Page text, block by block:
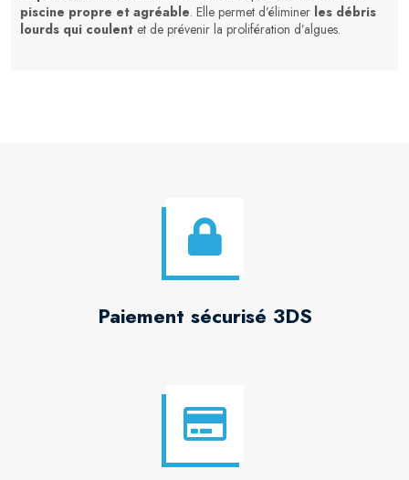
piscine propre et agréable. Elle permet d’éliminer les débris
lourds qui coulent et de prévenir la prolifération d’algues.
Paiement sécurisé 3DS